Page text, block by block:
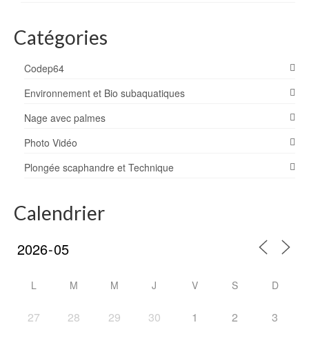
Catégories
Codep64
Environnement et Bio subaquatiques
Nage avec palmes
Photo Vidéo
Plongée scaphandre et Technique
Calendrier
L M M J V S D
27 28 29 30 1 2 3